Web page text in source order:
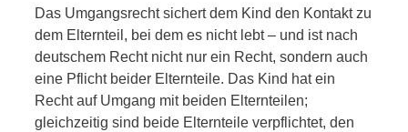
Das Umgangsrecht sichert dem Kind den Kontakt zu
dem Elternteil, bei dem es nicht lebt – und ist nach
deutschem Recht nicht nur ein Recht, sondern auch
eine Pflicht beider Elternteile. Das Kind hat ein
Recht auf Umgang mit beiden Elternteilen;
gleichzeitig sind beide Elternteile verpflichtet, den